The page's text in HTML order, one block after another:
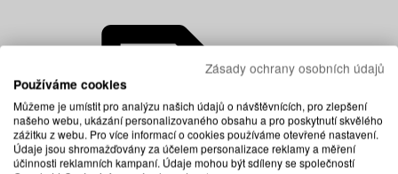
Zásady ochrany osobních údajů
Používáme cookies
Můžeme je umístit pro analýzu našich údajů o návštěvnících, pro zlepšení
našeho webu, ukázání personalizovaného obsahu a pro poskytnutí skvělého
zážitku z webu. Pro více informací o cookies používáme otevřené nastavení.
Údaje jsou shromažďovány za účelem personalizace reklamy a měření
účinnosti reklamních kampaní. Údaje mohou být sdíleny se společností